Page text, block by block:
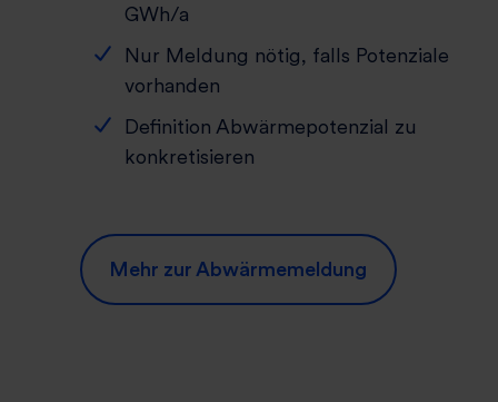
GWh/a
Nur Meldung nötig, falls Potenziale
vorhanden
Definition Abwärmepotenzial zu
konkretisieren
Mehr zur Abwärmemeldung